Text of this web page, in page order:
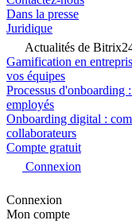
Dans la presse
Juridique
Actualités de
Gamification en
vos équipes
Processus d'onboarding
employés
Onboarding digital :
collaborateurs
Compte gratuit
Connexion
Connexion
Mon compte